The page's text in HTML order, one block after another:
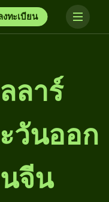
งทะเบียน
ลาร์
วันออก
จีน